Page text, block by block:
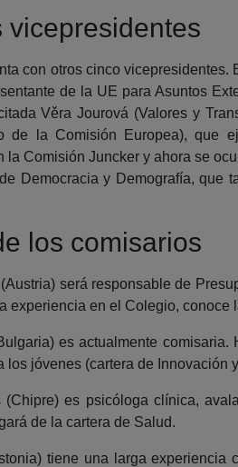
vicepresidentes
con otros cinco
de la UE para Asuntos
Věra Jourová (Valores y
de la Comisión Europea), que
la Comisión Juncker y ahora se
Democracia y Demografía,
los comisarios
será responsable de
experiencia en el Colegio,
es actualmente
los jóvenes (cartera de Innovación
(Chipre) es psicóloga clínica,
de la cartera de Salud.
tiene una larga experiencia